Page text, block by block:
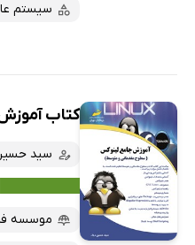
سیستم
کتاب
سید
موسسه